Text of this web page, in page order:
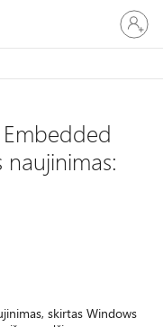
prie
paskyros
skirtas Windows